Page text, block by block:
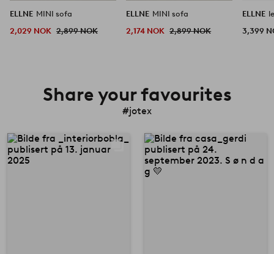
ELLNE MINI sofa
2,029 NOK 2,899 NOK
ELLNE MINI sofa
2,174 NOK 2,899 NOK
ELLNE
3,399
Share your favourites
#jotex